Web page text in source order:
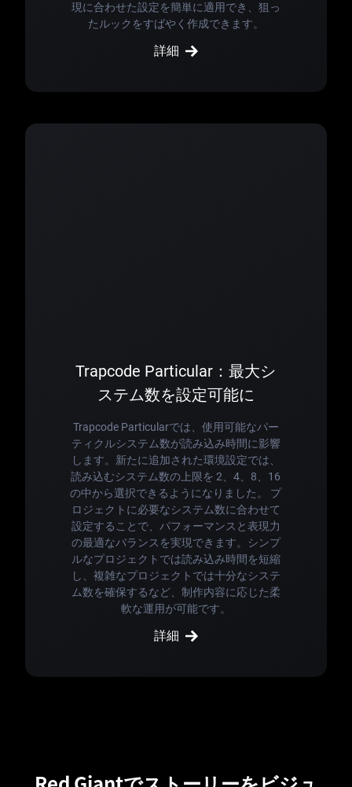
現に合わせた設定を簡単に適用でき、狙っ
たルックをすばやく作成できます。
詳細
Trapcode Particular：最大シ
ステム数を設定可能に
Trapcode Particularでは、使用可能なパー
ティクルシステム数が読み込み時間に影響
します。新たに追加された環境設定では、
読み込むシステム数の上限を 2、4、8、16
の中から選択できるようになりました。 プ
ロジェクトに必要なシステム数に合わせて
設定することで、パフォーマンスと表現力
の最適なバランスを実現できます。シンプ
ルなプロジェクトでは読み込み時間を短縮
し、複雑なプロジェクトでは十分なシステ
ム数を確保するなど、制作内容に応じた柔
軟な運用が可能です。
詳細